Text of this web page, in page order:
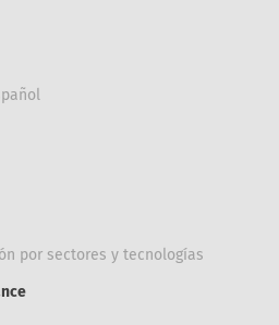
por sectores y tecnologías